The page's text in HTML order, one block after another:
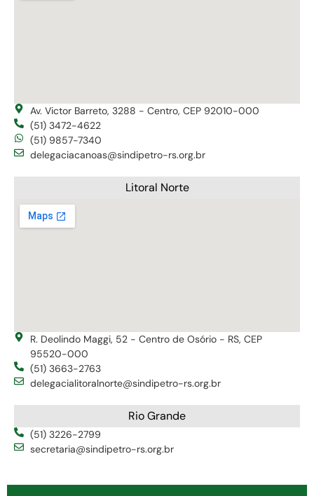
Av. Victor Barreto, 3288 - Centro, CEP 92010-000
(51) 3472-4622
(51) 9857-7340
delegaciacanoas@sindipetro-rs.org.br
Litoral Norte
R. Deolindo Maggi, 52 - Centro de Osório - RS, CEP
95520-000
(51) 3663-2763
delegacialitoralnorte@sindipetro-rs.org.br
Rio Grande
(51) 3226-2799
secretaria@sindipetro-rs.org.br